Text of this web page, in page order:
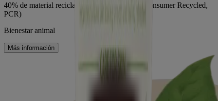
40% de material reciclado posconsumo (Post-Consumer Recycled,
PCR)
Bienestar animal
Más información